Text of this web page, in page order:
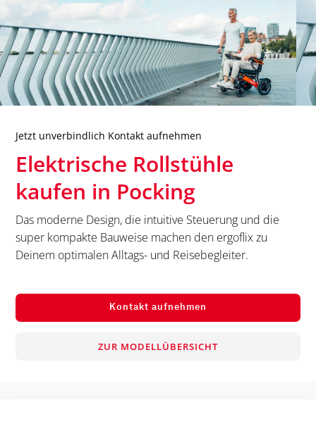
Jetzt unverbindlich Kontakt aufnehmen
Elektrische Rollstühle
kaufen in Pocking
Das moderne Design, die intuitive Steuerung und die
super kompakte Bauweise machen den ergoflix zu
Deinem optimalen Alltags- und Reisebegleiter.
Kontakt aufnehmen
ZUR MODELLÜBERSICHT